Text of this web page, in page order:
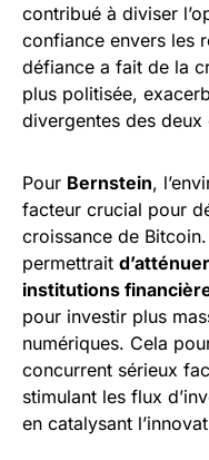
contribué à diviser
confiance envers les
défiance a fait de la
plus politisée,
divergentes des deux
Pour Bernstein,
facteur crucial pour
croissance de
permettrait
institutions
pour investir plus
numériques. Cela
concurrent sérieux
stimulant les flux
en catalysant